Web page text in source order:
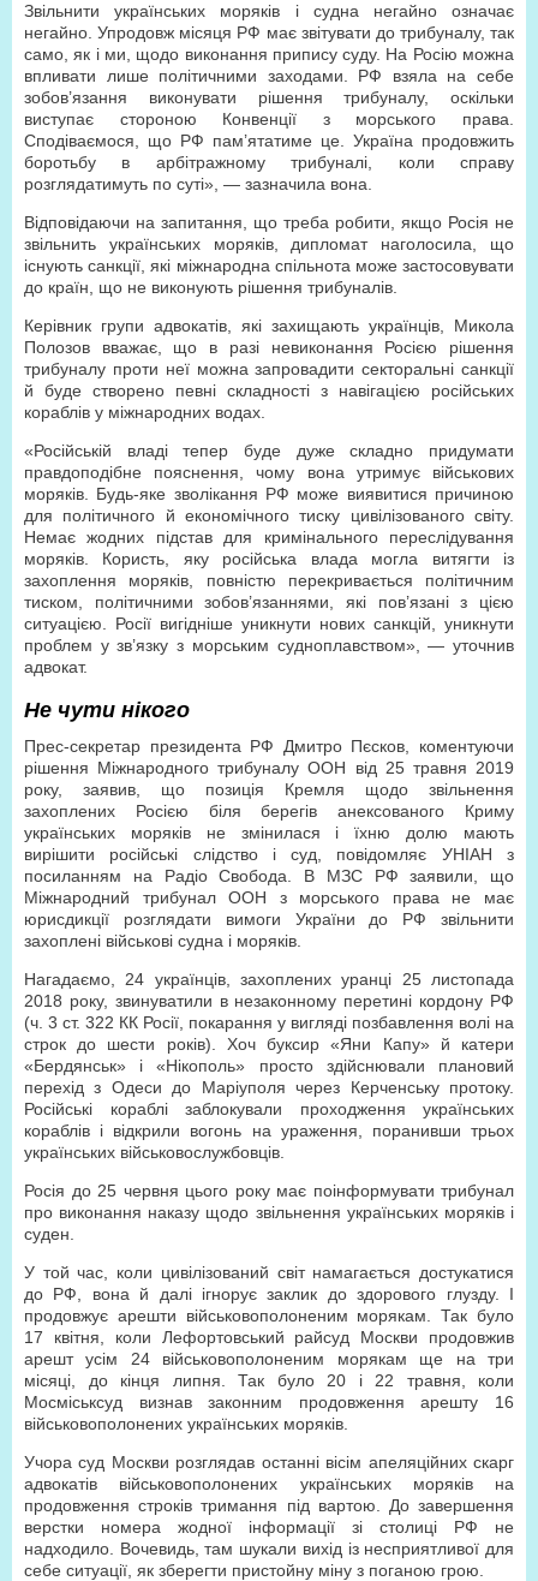
Звільнити українських моряків і судна негайно означає
негайно. Упродовж місяця РФ має звітувати до трибуналу, так
само, як і ми, щодо виконання припису суду. На Росію можна
впливати лише політичними заходами. РФ взяла на себе
зобов’язання виконувати рішення трибуналу, оскільки
виступає стороною Конвенції з морського права.
Сподіваємося, що РФ пам’ятатиме це. Україна продовжить
боротьбу в арбітражному трибуналі, коли справу
розглядатимуть по суті», — зазначила вона.
Відповідаючи на запитання, що треба робити, якщо Росія не
звільнить українських моряків, дипломат наголосила, що
існують санкції, які міжнародна спільнота може застосовувати
до країн, що не виконують рішення трибуналів.
Керівник групи адвокатів, які захищають українців, Микола
Полозов вважає, що в разі невиконання Росією рішення
трибуналу проти неї можна запровадити секторальні санкції
й буде створено певні складності з навігацією російських
кораблів у міжнародних водах.
«Російській владі тепер буде дуже складно придумати
правдоподібне пояснення, чому вона утримує військових
моряків. Будь-яке зволікання РФ може виявитися причиною
для політичного й економічного тиску цивілізованого світу.
Немає жодних підстав для кримінального переслідування
моряків. Користь, яку російська влада могла витягти із
захоплення моряків, повністю перекривається політичним
тиском, політичними зобов’язаннями, які пов’язані з цією
ситуацією. Росії вигідніше уникнути нових санкцій, уникнути
проблем у зв’язку з морським судноплавством», — уточнив
адвокат.
Не чути нікого
Прес-секретар президента РФ Дмитро Пєсков, коментуючи
рішення Міжнародного трибуналу ООН від 25 травня 2019
року, заявив, що позиція Кремля щодо звільнення
захоплених Росією біля берегів анексованого Криму
українських моряків не змінилася і їхню долю мають
вирішити російські слідство і суд, повідомляє УНІАН з
посиланням на Радіо Свобода. В МЗС РФ заявили, що
Міжнародний трибунал ООН з морського права не має
юрисдикції розглядати вимоги України до РФ звільнити
захоплені військові судна і моряків.
Нагадаємо, 24 українців, захоплених уранці 25 листопада
2018 року, звинуватили в незаконному перетині кордону РФ
(ч. 3 ст. 322 КК Росії, покарання у вигляді позбавлення волі на
строк до шести років). Хоч буксир «Яни Капу» й катери
«Бердянськ» і «Нікополь» просто здійснювали плановий
перехід з Одеси до Маріуполя через Керченську протоку.
Російські кораблі заблокували проходження українських
кораблів і відкрили вогонь на ураження, поранивши трьох
українських військовослужбовців.
Росія до 25 червня цього року має поінформувати трибунал
про виконання наказу щодо звільнення українських моряків і
суден.
У той час, коли цивілізований світ намагається достукатися
до РФ, вона й далі ігнорує заклик до здорового глузду. І
продовжує арешти військовополоненим морякам. Так було
17 квітня, коли Лефортовський райсуд Москви продовжив
арешт усім 24 військовополоненим морякам ще на три
місяці, до кінця липня. Так було 20 і 22 травня, коли
Мосміськсуд визнав законним продовження арешту 16
військовополонених українських моряків.
Учора суд Москви розглядав останні вісім апеляційних скарг
адвокатів військовополонених українських моряків на
продовження строків тримання під вартою. До завершення
верстки номера жодної інформації зі столиці РФ не
надходило. Вочевидь, там шукали вихід із несприятливої для
себе ситуації, як зберегти пристойну міну з поганою грою.